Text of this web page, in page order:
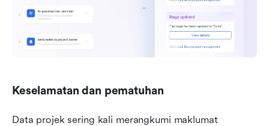
Keselamatan dan pematuhan
Data projek sering kali merangkumi maklumat